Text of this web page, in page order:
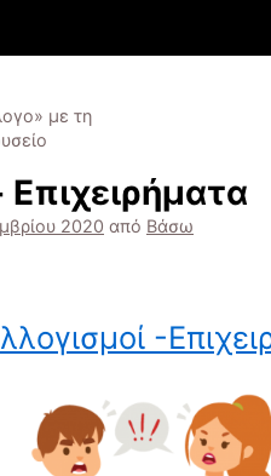
με τη
Επιχειρήματα
2020 από Βάσω
-